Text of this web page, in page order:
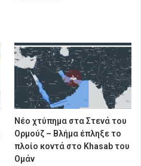
Νέο χτύπημα στα Στενά του
Ορμούζ – Βλήμα έπληξε το
πλοίο κοντά στο Khasab του
Ομάν